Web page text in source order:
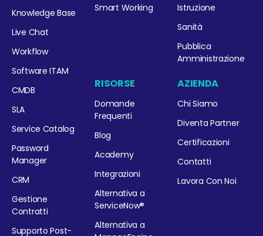
Knowledge Base
Live Chat
Workflow
Software ITAM
CMDB
SLA
Service Catalog
Password
Manager
CRM
Gestione
Contratti
Supporto Post-
Smart Working
Istruzione
Sanità
Pubblica
Amministrazione
RISORSE
Domande
Frequenti
Blog
Academy
Integrazioni
Alternativa a
ServiceNow®
Alternativa a
AZIENDA
Chi Siamo
Diventa Partner
Certificazioni
Contatti
Lavora Con Noi